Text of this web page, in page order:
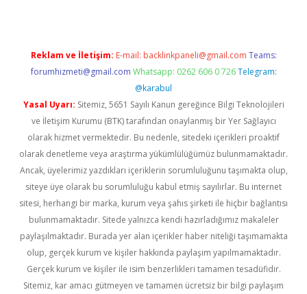
Reklam ve İletişim: E-mail: backlinkpaneli@gmail.com Teams:
forumhizmeti@gmail.com Whatsapp: 0262 606 0 726 Telegram:
@karabul
Yasal Uyarı: Sitemiz, 5651 Sayılı Kanun gereğince Bilgi Teknolojileri
ve İletişim Kurumu (BTK) tarafından onaylanmış bir Yer Sağlayıcı
olarak hizmet vermektedir. Bu nedenle, sitedeki içerikleri proaktif
olarak denetleme veya araştırma yükümlülüğümüz bulunmamaktadır.
Ancak, üyelerimiz yazdıkları içeriklerin sorumluluğunu taşımakta olup,
siteye üye olarak bu sorumluluğu kabul etmiş sayılırlar. Bu internet
sitesi, herhangi bir marka, kurum veya şahıs şirketi ile hiçbir bağlantısı
bulunmamaktadır. Sitede yalnızca kendi hazırladığımız makaleler
paylaşılmaktadır. Burada yer alan içerikler haber niteliği taşımamakta
olup, gerçek kurum ve kişiler hakkında paylaşım yapılmamaktadır.
Gerçek kurum ve kişiler ile isim benzerlikleri tamamen tesadüfidir.
Sitemiz, kar amacı gütmeyen ve tamamen ücretsiz bir bilgi paylaşım